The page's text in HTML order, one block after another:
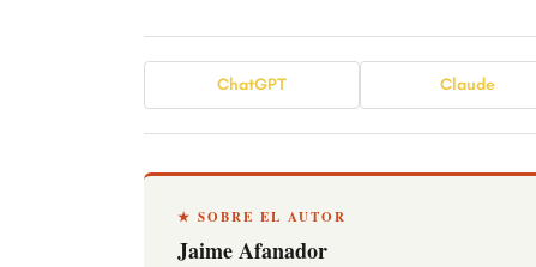
ChatGPT Claude
★ SOBRE EL AUTOR
Jaime Afanador